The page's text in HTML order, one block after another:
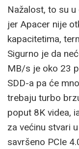
Nažalost, to su
jer Apacer nije
kapacitetima,
Sigurno je da
MB/s je oko 23
SDD-a pa će
trebaju turbo
poput 8K videa,
za većinu stvari
savršeno PCIe